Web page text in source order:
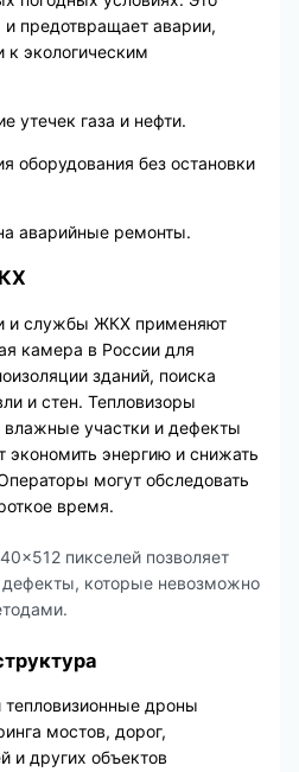
предотвращает аварии,
к экологическим
утечек газа и нефти.
оборудования без остановки
аварийные ремонты.
и службы ЖКХ применяют
камера в России для
зданий, поиска
и стен. Тепловизоры
влажные участки и дефекты
экономить энергию и снижать
могут обследовать
время.
пикселей позволяет
которые невозможно
тепловизионные дроны
мостов, дорог,
и других объектов